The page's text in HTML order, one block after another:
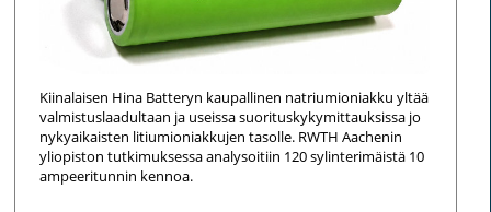
Kiinalaisen Hina Batteryn kaupallinen natriumioniakku yltää
valmistuslaadultaan ja useissa suorituskykymittauksissa jo
nykyaikaisten litiumioniakkujen tasolle. RWTH Aachenin
yliopiston tutkimuksessa analysoitiin 120 sylinterimäistä 10
ampeeritunnin kennoa.